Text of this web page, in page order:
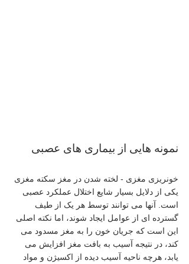
نمونه هایی از بیماری های عصبی
خونریزی مغزی - لخته شدن در مغز سکته مغزی
یکی از دلایل بسیار شایع اختلال عملکرد عصبی
است. آنها می توانند توسط هر یک از طیف
گسترده ای از عوامل ایجاد شوند، اما نکته اصلی
این است که جریان خون را به مغز مسدود می
کند، در نتیجه آسیب به بافت مغز افزایش می
یابد، هرچه ناحیه آسیب دیده از اکسیژن و مواد